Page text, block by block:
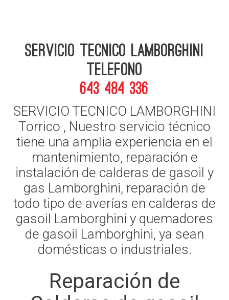
Servicio Tecnico Lamborghini
telefono
643 484 336
SERVICIO TECNICO LAMBORGHINI
Torrico , Nuestro servicio técnico
tiene una amplia experiencia en el
mantenimiento, reparación e
instalación de calderas de gasoil y
gas Lamborghini, reparación de
todo tipo de averías en calderas de
gasoil Lamborghini y quemadores
de gasoil Lamborghini, ya sean
domésticas o industriales.
Reparación de